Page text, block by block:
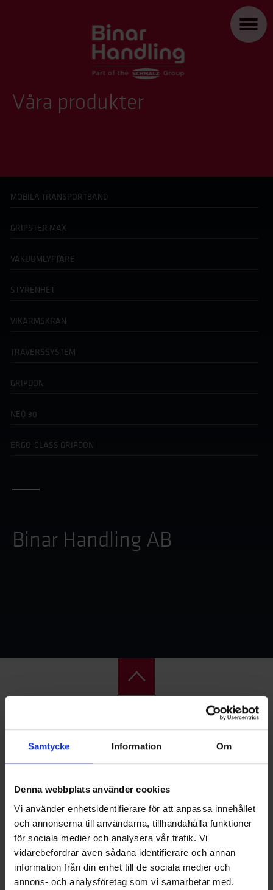
Samtycke Information Om
Denna webbplats använder cookies
Vi använder enhetsidentifierare för att anpassa innehållet
och annonserna till användarna, tillhandahålla funktioner
för sociala medier och analysera vår trafik. Vi
vidarebefordrar även sådana identifierare och annan
information från din enhet till de sociala medier och
annons- och analysföretag som vi samarbetar med.
Våra produkter
MOBILA TRANSPORTBAND
GRIPSTER MAX
VAKUUMLYFTARE
STYRENHET
VIKARMSKRAN
TRAVERSSYSTEM
GRIPDON
NEO 30
ERGO-GLASS GRIPDON
Binar Handling AB
SVERIGE - HUVUDKONTOR
HEDEKULLEVÄGEN 24